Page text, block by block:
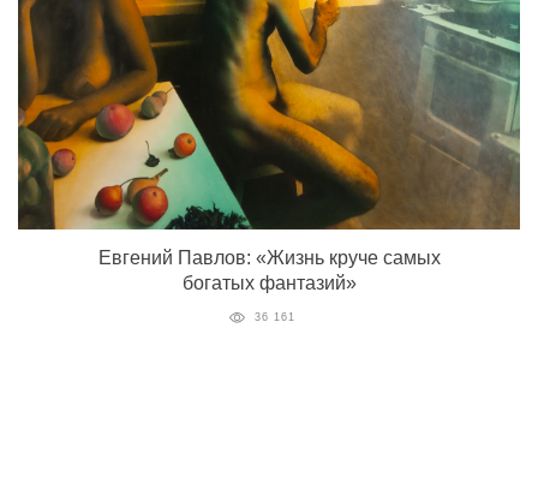
Евгений Павлов: «Жизнь круче самых
богатых фантазий»
36 161